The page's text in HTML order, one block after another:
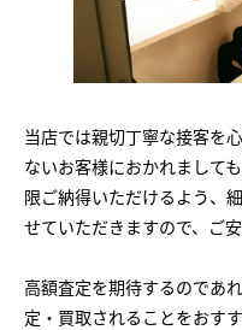
当店では親切丁寧な接客を
ないお客様におかれまして
限ご納得いただけるよう、
せていただきますので、ご
高額査定を期待するのであ
定・買取されることをおす